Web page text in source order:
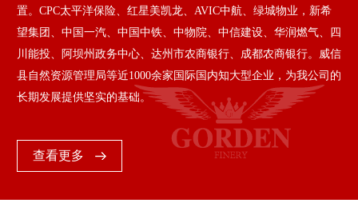
置。CPC太平洋保险、红星美凯龙、AVIC中航、绿城物业，新希
望集团、中国一汽、中国中铁、中物院、中信建设、华润燃气、四
川能投、阿坝州政务中心、达州市农商银行、成都农商银行。威信
县自然资源管理局等近1000余家国际国内知大型企业，为我公司的
长期发展提供坚实的基础。
查看更多